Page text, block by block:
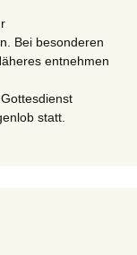
Bei besonderen
entnehmen
statt.